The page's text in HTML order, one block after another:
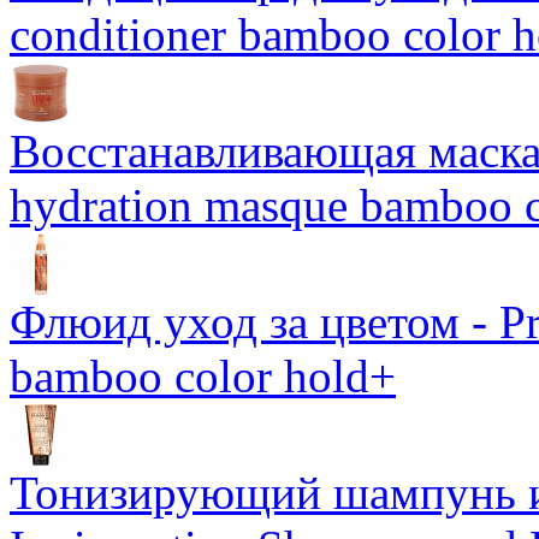
conditioner bamboo color
Восстанавливающая
hydration masque bamboo
Флюид уход за цветом -
bamboo color hold+
Тонизирующий шампунь